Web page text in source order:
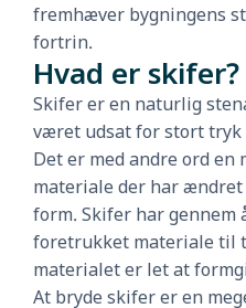
fremhæver bygningens
fortrin.
Hvad er skifer?
Skifer er en naturlig
været udsat for stort
Det er med andre ord en
materiale der har
form. Skifer har
foretrukket materiale til
materialet er let at
At bryde skifer er en